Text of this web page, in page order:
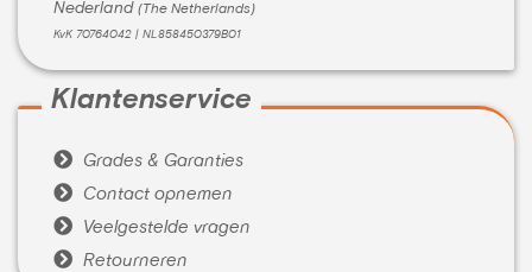
Nederland (The Netherlands)
KvK 70764042 | NL858450379B01
Klantenservice
 Grades & Garanties
 Contact opnemen
 Veelgestelde vragen
 Retourneren